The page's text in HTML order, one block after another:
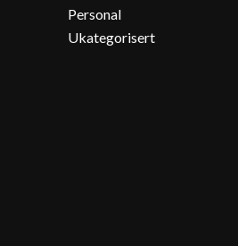
Personal
Ukategorisert